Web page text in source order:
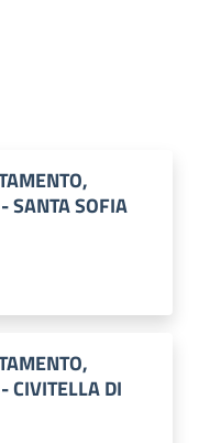
SANTA SOFIA
CIVITELLA DI